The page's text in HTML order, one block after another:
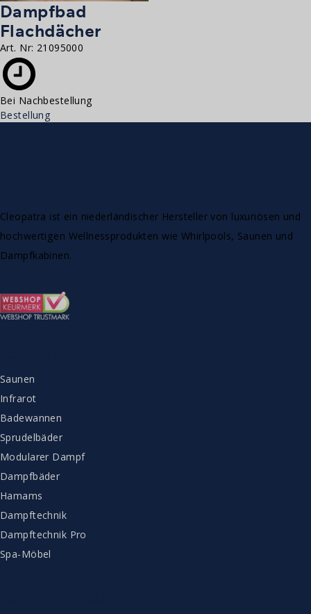
Dampfbad
Flachdächer
Art. Nr: 21095000
Bei Nachbestellung
Bestellung
Cleopatra ist ein niederländischer Hersteller von luxuriösen und
hochwertigen Wellnessprodukten wie Whirlpools, Saunen und
Dampfkabinen.
Saunen
Infrarot
Badewannen
Sprudelbäder
Modularer Dampf
Dampfbäder
Hamams
Dampftechnik
Dampftechnik Pro
Spa-Möbel